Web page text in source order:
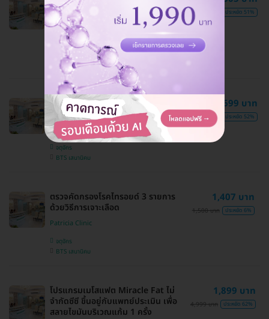
ผ่าตัดเอาซิลิโคนออกจากจมูก กรณีเคย
ทำมาจากที่อื่น
Patricia Clinic
จตุจักร
BTS เสนานิคม
12,999 บาท ประหยัด 51%
ทำ HIFU ไม่จำกัดช็อต ขึ้นอยู่กับแพทย์
ประเมิน เพื่อยกกระชับแก้ม 1 ครั้ง
Patricia Clinic
จตุจักร
BTS เสนานิคม
9,699 บาท
19,999 บาท ประหยัด 52%
ตรวจคัดกรองโรคไทรอยด์ 3 รายการ
ด้วยวิธีการเจาะเลือด
Patricia Clinic
จตุจักร
BTS เสนานิคม
1,407 บาท
1,500 บาท ประหยัด 6%
โปรแกรมเมโสแฟต Miracle Fat ไม่
จำกัดซีซี ขึ้นอยู่กับแพทย์ประเมิน เพื่อ
สลายไขมันบริเวณแก้ม 1 ครั้ง
1,899 บาท
4,999 บาท ประหยัด 62%